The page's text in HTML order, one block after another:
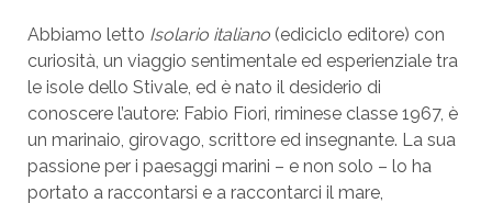
Abbiamo letto Isolario italiano(ediciclo editore) con
curiosità, un viaggio sentimentale ed esperienziale tra
le isole dello Stivale, ed è nato il desiderio di
conoscere l’autore: Fabio Fiori, riminese classe 1967, è
un marinaio, girovago, scrittore ed insegnante. La sua
passione per i paesaggi marini – e non solo – lo ha
portato a raccontarsi e a raccontarci il mare,